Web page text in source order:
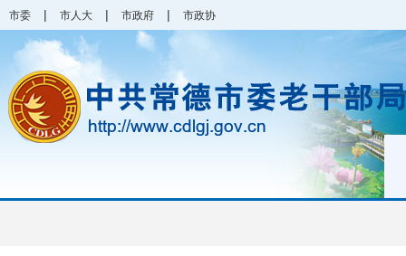
市委 | 市人大 | 市政府 | 市政协